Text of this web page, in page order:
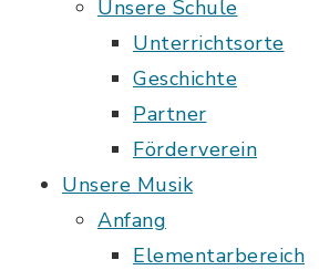
Unsere Schule
Unterrichtsorte
Geschichte
Partner
Förderverein
Unsere Musik
Anfang
Elementarbereich